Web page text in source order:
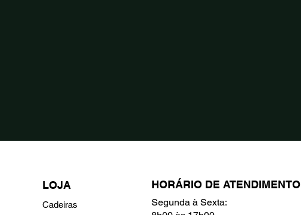
LOJA
Cadeiras
HORÁRIO DE ATENDIMENTO
Segunda à Sexta: